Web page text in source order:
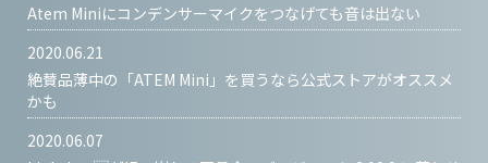
Atem Miniにコンデンサーマイクをつなげても音は出ない
2020.06.21
絶賛品薄中の「ATEM Mini」を買うなら公式ストアがオススメ
かも
2020.06.07